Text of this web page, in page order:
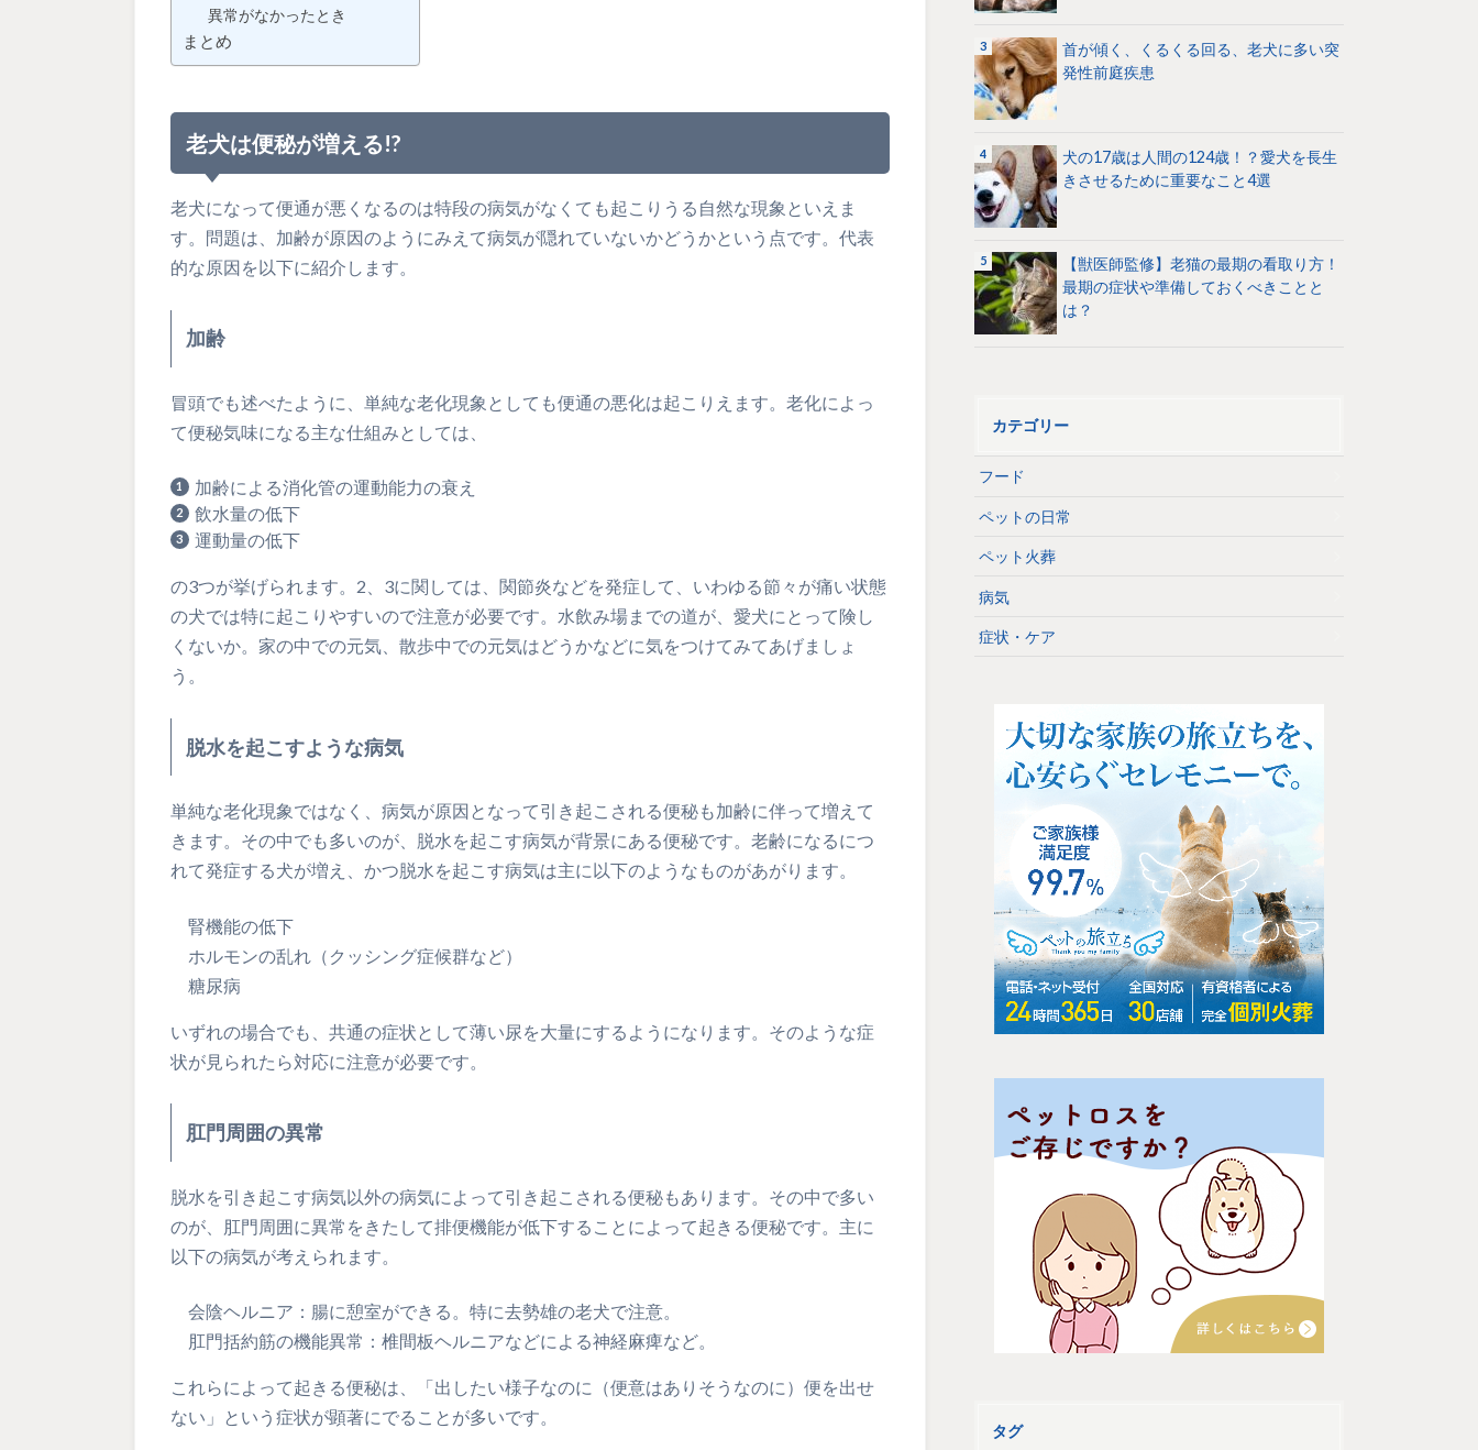
異常がなかったとき
まとめ
老犬は便秘が増える!?
老犬になって便通が悪くなるのは特段の病気がなくても起こりうる自然な現象といえま
す。問題は、加齢が原因のようにみえて病気が隠れていないかどうかという点です。代表
的な原因を以下に紹介します。
加齢
冒頭でも述べたように、単純な老化現象としても便通の悪化は起こりえます。老化によっ
て便秘気味になる主な仕組みとしては、
加齢による消化管の運動能力の衰え
飲水量の低下
運動量の低下
の3つが挙げられます。2、3に関しては、関節炎などを発症して、いわゆる節々が痛い状態
の犬では特に起こりやすいので注意が必要です。水飲み場までの道が、愛犬にとって険し
くないか。家の中での元気、散歩中での元気はどうかなどに気をつけてみてあげましょ
う。
脱水を起こすような病気
単純な老化現象ではなく、病気が原因となって引き起こされる便秘も加齢に伴って増えて
きます。その中でも多いのが、脱水を起こす病気が背景にある便秘です。老齢になるにつ
れて発症する犬が増え、かつ脱水を起こす病気は主に以下のようなものがあがります。
腎機能の低下
ホルモンの乱れ（クッシング症候群など）
糖尿病
いずれの場合でも、共通の症状として薄い尿を大量にするようになります。そのような症
状が見られたら対応に注意が必要です。
肛門周囲の異常
脱水を引き起こす病気以外の病気によって引き起こされる便秘もあります。その中で多い
のが、肛門周囲に異常をきたして排便機能が低下することによって起きる便秘です。主に
以下の病気が考えられます。
会陰ヘルニア：腸に憩室ができる。特に去勢雄の老犬で注意。
肛門括約筋の機能異常：椎間板ヘルニアなどによる神経麻痺など。
これらによって起きる便秘は、「出したい様子なのに（便意はありそうなのに）便を出せ
ない」という症状が顕著にでることが多いです。
首が傾く、くるくる回る、老犬に多い突
発性前庭疾患
犬の17歳は人間の124歳！？愛犬を長生
きさせるために重要なこと4選
【獣医師監修】老猫の最期の看取り方！
最期の症状や準備しておくべきことと
は？
カテゴリー
フード
ペットの日常
ペット火葬
病気
症状・ケア
タグ